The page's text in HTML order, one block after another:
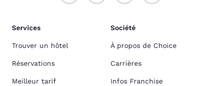
Services
Trouver un hôtel
Réservations
Meilleur tarif
Société
À propos de Choice
Carrières
Infos Franchise